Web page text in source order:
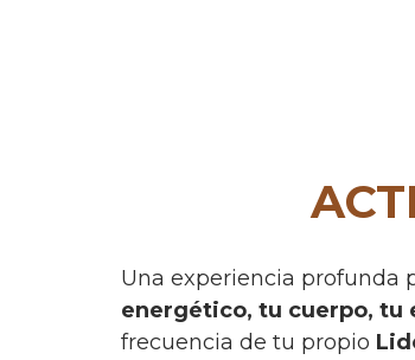
Una experiencia profunda
energético, tu cuerpo, tu
frecuencia de tu propio